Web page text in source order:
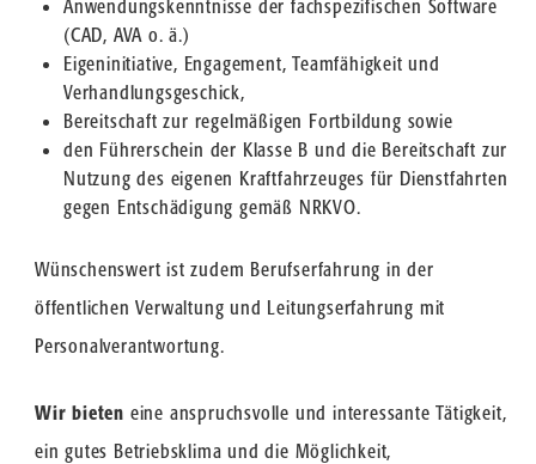
Anwendungskenntnisse der fachspezifischen Software
(CAD, AVA o. ä.)
Eigeninitiative, Engagement, Teamfähigkeit und
Verhandlungsgeschick,
Bereitschaft zur regelmäßigen Fortbildung sowie
den Führerschein der Klasse B und die Bereitschaft zur
Nutzung des eigenen Kraftfahrzeuges für Dienstfahrten
gegen Entschädigung gemäß NRKVO.
Wünschenswert ist zudem Berufserfahrung in der
öffentlichen Verwaltung und Leitungserfahrung mit
Personalverantwortung.
Wir bieten eine anspruchsvolle und interessante Tätigkeit,
ein gutes Betriebsklima und die Möglichkeit,